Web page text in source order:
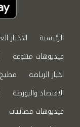
الرئيسية الاخبار
فيديوهات متنوعة
اخبار الرياضة
الاقتصاد والبورصة
فيديوهات فضائيات